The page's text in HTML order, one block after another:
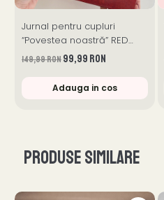
Jurnal pentru cupluri
“Povestea noastră” RED
Edition ❤️
149,99 RON99,99 RON
Adauga in cos
Produse similare